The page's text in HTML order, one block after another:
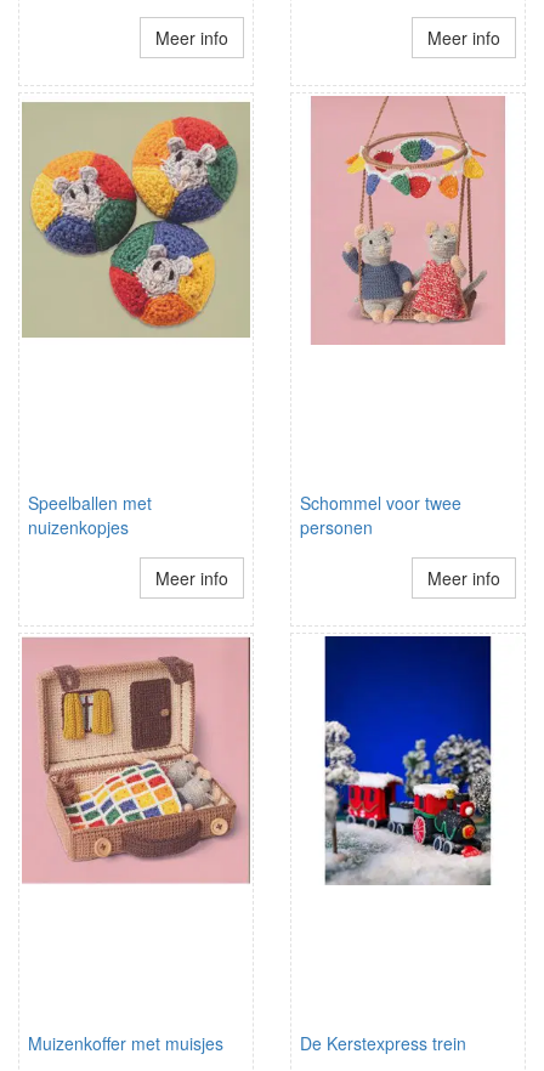
Meer info Meer info
Speelballen met
nuizenkopjes
Meer info
Schommel voor twee
personen
Meer info
Muizenkoffer met muisjes De Kerstexpress trein